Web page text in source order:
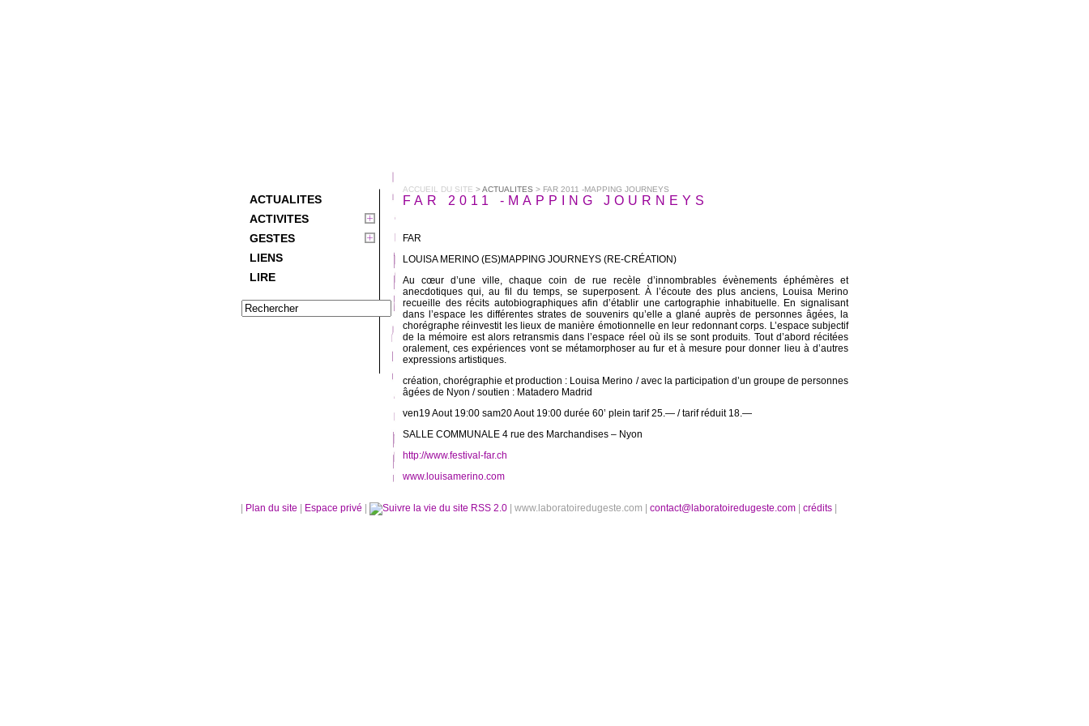
ACTUALITES
ACTIVITES
GESTES
LIENS
LIRE
ACCUEIL DU SITE >ACTUALITES > FAR 2011 -MAPPING JOURNEYS
FAR 2011 -MAPPING JOURNEYS
FAR
LOUISA MERINO (ES)MAPPING JOURNEYS (RE-CRÉATION)
Au cœur d’une ville, chaque coin de rue recèle d’innombrables évènements éphémères et
anecdotiques qui, au fil du temps, se superposent. À l’écoute des plus anciens, Louisa Merino
recueille des récits autobiographiques afin d’établir une cartographie inhabituelle. En signalisant
dans l’espace les différentes strates de souvenirs qu’elle a glané auprès de personnes âgées, la
chorégraphe réinvestit les lieux de manière émotionnelle en leur redonnant corps. L’espace subjectif
de la mémoire est alors retransmis dans l’espace réel où ils se sont produits. Tout d’abord récitées
oralement, ces expériences vont se métamorphoser au fur et à mesure pour donner lieu à d’autres
expressions artistiques.
création, chorégraphie et production : Louisa Merino / avec la participation d’un groupe de personnes
âgées de Nyon / soutien : Matadero Madrid
ven19 Aout 19:00 sam20 Aout 19:00 durée 60’ plein tarif 25.— / tarif réduit 18.—
SALLE COMMUNALE 4 rue des Marchandises – Nyon
http://www.festival-far.ch
www.louisamerino.com
Plan du site Espace privé RSS 2.0 | www.laboratoiredugeste.com | contact@laboratoiredugeste.com crédits